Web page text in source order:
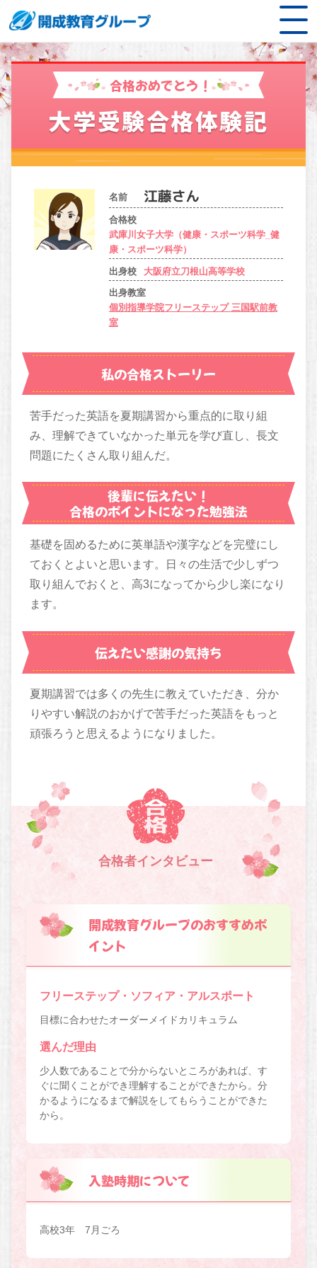
合格おめでとう！
大学受験合格体験記
名前
合格校
武庫川女子大学（健康・スポーツ科学_健
康・スポーツ科学）
出身校 大阪府立刀根山高等学校
出身教室
個別指導学院フリーステップ 三国駅前教
室
私の合格ストーリー
苦手だった英語を夏期講習から重点的に取り組
み、理解できていなかった単元を学び直し、長文
問題にたくさん取り組んだ。
後輩に伝えたい！
合格のポイントになった勉強法
基礎を固めるために英単語や漢字などを完璧にし
ておくとよいと思います。日々の生活で少しずつ
取り組んでおくと、高3になってから少し楽になり
ます。
伝えたい感謝の気持ち
夏期講習では多くの先生に教えていただき、分か
りやすい解説のおかげで苦手だった英語をもっと
頑張ろうと思えるようになりました。
合格者インタビュー
開成教育グループのおすすめポ
イント
フリーステップ・ソフィア・アルスポート
目標に合わせたオーダーメイドカリキュラム
選んだ理由
少人数であることで分からないところがあれば、す
ぐに聞くことができ理解することができたから。分
かるようになるまで解説をしてもらうことができた
から。
入塾時期について
高校3年 7月ごろ